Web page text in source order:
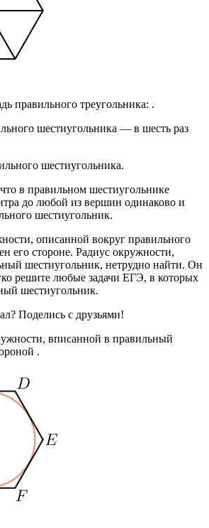
правильного треугольника: .
шестиугольника — в шесть раз
шестиугольника.
в правильном шестиугольнике
до любой из вершин одинаково и
шестиугольник.
описанной вокруг правильного
его стороне. Радиус окружности,
шестиугольник, нетрудно найти. Он
решите любые задачи ЕГЭ, в которых
шестиугольник.
Поделись с друзьями!
вписанной в правильный
.